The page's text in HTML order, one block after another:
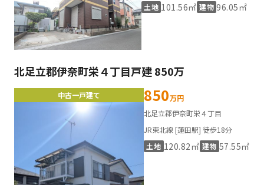
土地 101.56㎡ 建物 96.05㎡
北足立郡伊奈町栄４丁目戸建 850万
中古一戸建て 850万円
北足立郡伊奈町栄４丁目
JR東北線 [蓮田駅] 徒歩18分
土地 120.82㎡ 建物 57.55㎡